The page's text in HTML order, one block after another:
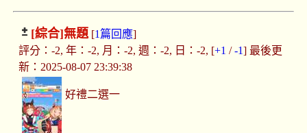
[綜合]無題[1篇回應]
評分：-2, 年：-2, 月：-2, 週：-2, 日：-2, [+1 /-1] 最後更
新：2025-08-07 23:39:38
好禮二選一